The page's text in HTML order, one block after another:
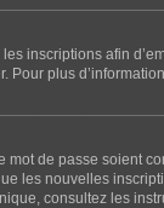
inscriptions afin
Pour plus
de passe soient
les nouvelles
consultez les